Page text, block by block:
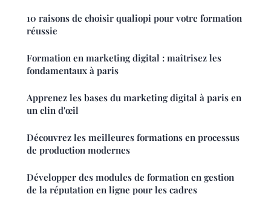
10 raisons de choisir qualiopi pour votre formation
réussie
Formation en marketing digital : maîtrisez les
fondamentaux à paris
Apprenez les bases du marketing digital à paris en
un clin d'œil
Découvrez les meilleures formations en processus
de production modernes
Développer des modules de formation en gestion
de la réputation en ligne pour les cadres